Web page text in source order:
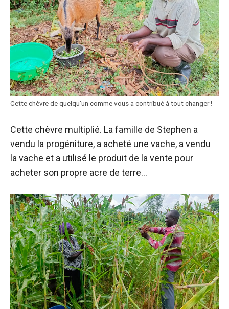
Cette chèvre de quelqu'un comme vous a contribué à tout changer !
Cette chèvre multiplié. La famille de Stephen a
vendu la progéniture, a acheté une vache, a vendu
la vache et a utilisé le produit de la vente pour
acheter son propre acre de terre…